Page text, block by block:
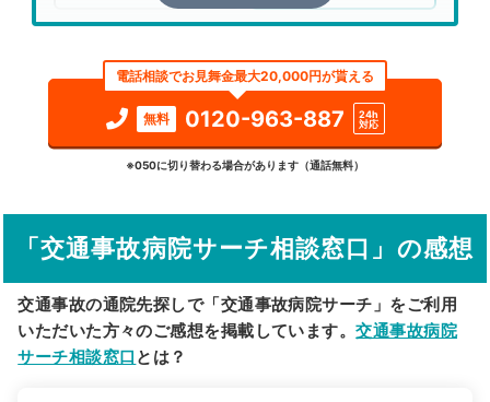
検索する
詳細条件で絞り込む
駅から探す 院名から探す
電話相談でお見舞金最大20,000円が貰える
無料 0120-963-887
24h
対応
※050に切り替わる場合があります（通話無料）
「交通事故病院サーチ相談窓口」の感想
交通事故の通院先探しで「交通事故病院サーチ」をご利用
いただいた方々のご感想を掲載しています。交通事故病院
サーチ相談窓口 とは？